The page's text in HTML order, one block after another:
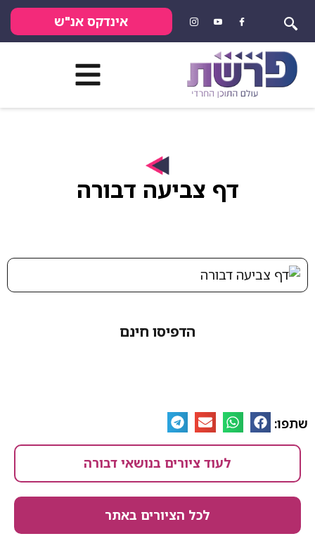
אינדקס אנ"ש
דף צביעה דבורה
הדפיסו חינם
לעוד ציורים בנושאי דבורה
לכל הציורים באתר